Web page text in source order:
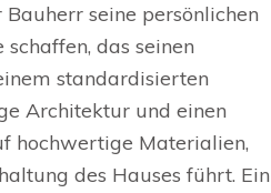
seine persönlichen
das seinen
standardisierten
Architektur und einen
hochwertige Materialien,
des Hauses führt. Ein